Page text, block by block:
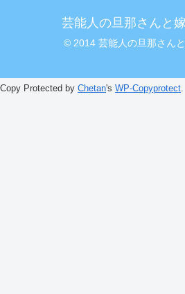
芸能人の旦那さんと
© 2014 芸能人の旦那さん
Copy Protected by Chetan's WP-Copyprotect.